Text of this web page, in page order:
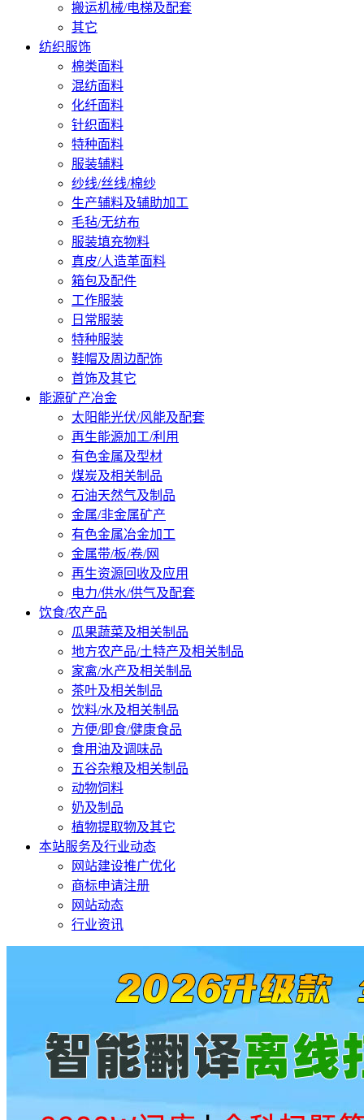
搬运机械/电梯及配套
其它
纺织服饰
棉类面料
混纺面料
化纤面料
针织面料
特种面料
服装辅料
纱线/丝线/棉纱
生产辅料及辅助加工
毛毡/无纺布
服装填充物料
真皮/人造革面料
箱包及配件
工作服装
日常服装
特种服装
鞋帽及周边配饰
首饰及其它
能源矿产冶金
太阳能光伏/风能及配套
再生能源加工/利用
有色金属及型材
煤炭及相关制品
石油天然气及制品
金属/非金属矿产
有色金属冶金加工
金属带/板/卷/网
再生资源回收及应用
电力/供水/供气及配套
饮食/农产品
瓜果蔬菜及相关制品
地方农产品/土特产及相关制品
家禽/水产及相关制品
茶叶及相关制品
饮料/水及相关制品
方便/即食/健康食品
食用油及调味品
五谷杂粮及相关制品
动物饲料
奶及制品
植物提取物及其它
本站服务及行业动态
网站建设推广优化
商标申请注册
网站动态
行业资讯